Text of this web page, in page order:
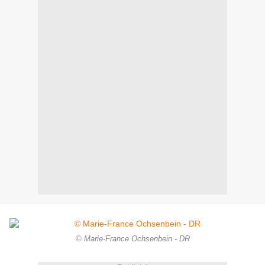
© Marie-France Ochsenbein - DR